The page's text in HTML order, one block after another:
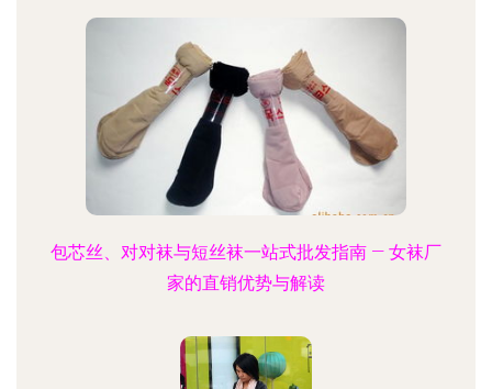
包芯丝、对对袜与短丝袜一站式批发指南 — 女袜厂
家的直销优势与解读